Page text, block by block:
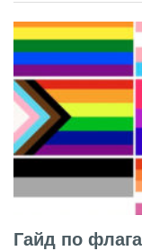
Гайд по